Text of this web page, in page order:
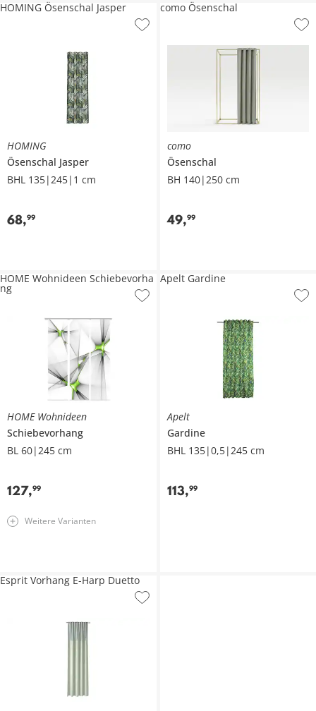
HOMING
Ösenschal Jasper
BHL 135|245|1 cm
68,99
HOMING Ösenschal Jasper
como
Ösenschal
BH 140|250 cm
49,99
como Ösenschal
HOME Wohnideen
Schiebevorhang
BL 60|245 cm
127,99
HOME Wohnideen Schiebevorha
ng
Weitere Varianten
Apelt
Gardine
BHL 135|0,5|245 cm
113,99
Apelt Gardine
Esprit Vorhang E-Harp Duetto